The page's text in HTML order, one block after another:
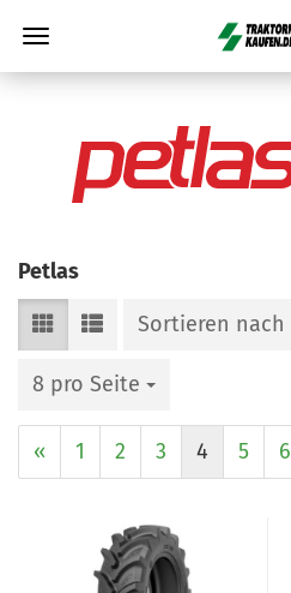
Petlas
Sortieren nach
8 pro Seite
« 1 2 3 4 5 6